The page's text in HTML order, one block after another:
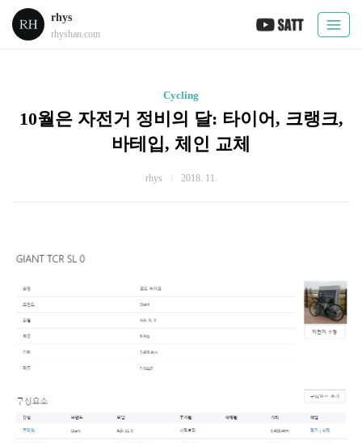
rhys
rhyshan.com
Cycling
10월은 자전거 정비의 달: 타이어, 크랭크,
바테입, 체인 교체
rhys 2018. 11.